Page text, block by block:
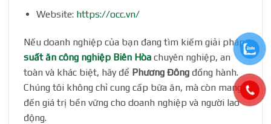
Website: https://occ.vn/
Nếu doanh nghiệp của bạn đang tìm kiếm giải pháp
suất ăn công nghiệp Biên Hòa chuyên nghiệp, an
toàn và khác biệt, hãy để Phương Đông đồng hành.
Chúng tôi không chỉ cung cấp bữa ăn, mà còn mang
đến giá trị bền vững cho doanh nghiệp và người lao
động.